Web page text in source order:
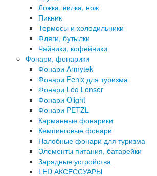
Ложка, вилка, нож
Пикник
Термосы и холодильники
Фляги, бутылки
Чайники, кофейники
Фонари, фонарики
Фонари Armytek
Фонари Fenix для туризма
Фонари Led Lenser
Фонари Olight
Фонари PETZL
Карманные фонарики
Кемпинговые фонари
Налобные фонари для туризма
Элементы питания, батарейки
Зарядные устройства
LED АКСЕССУАРЫ